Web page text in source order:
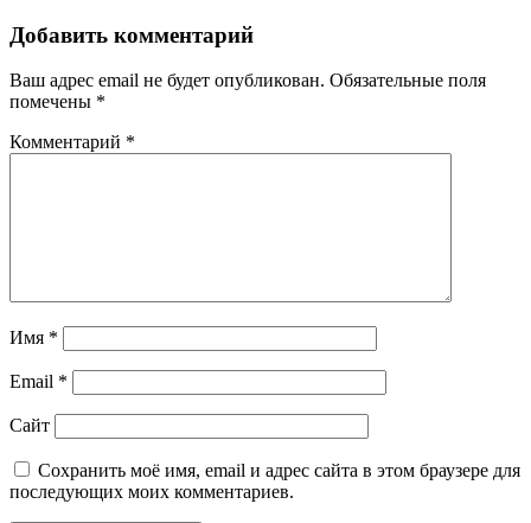
Добавить комментарий
Ваш адрес email не будет опубликован. Обязательные поля
помечены *
Комментарий *
Имя *
Email *
Сайт
Сохранить моё имя, email и адрес сайта в этом браузере для
последующих моих комментариев.